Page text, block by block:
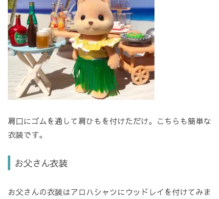
肩口にゴムを通して肩ひもを付けただけ。こちらも簡単な
衣装です。
お父さん衣装
お父さんの衣装はアロハシャツにウッドレイを付けてみま